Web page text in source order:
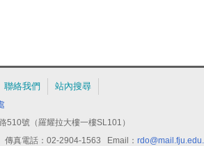
聯絡我們 站內搜尋
510號（羅耀拉大樓一樓SL101）
真電話：02-2904-1563 Email：